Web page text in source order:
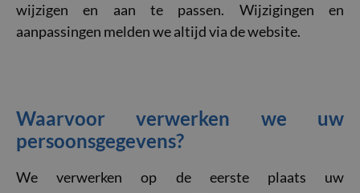
wijzigen en aan te passen. Wijzigingen en
aanpassingen melden we altijd via de website.
Waarvoor verwerken we uw
persoonsgegevens?
We verwerken op de eerste plaats uw